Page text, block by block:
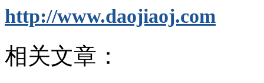
http://www.daojiaoj.com
相关文章：